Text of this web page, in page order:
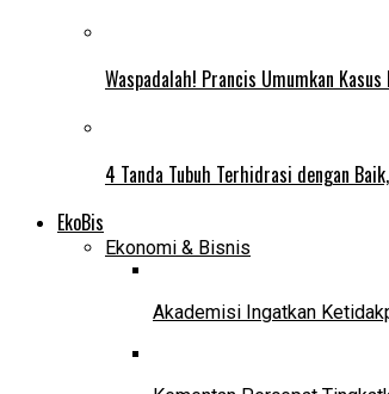
Waspadalah! Prancis Umumkan
4 Tanda Tubuh Terhidrasi dengan
EkoBis
Ekonomi & Bisnis
Akademisi Ingatkan